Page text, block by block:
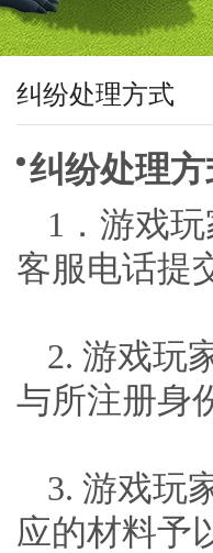
纠纷处理方式
纠纷处理
1．游戏
客服电话提
2. 游戏玩
与所注册身
3. 游戏玩
应的材料予